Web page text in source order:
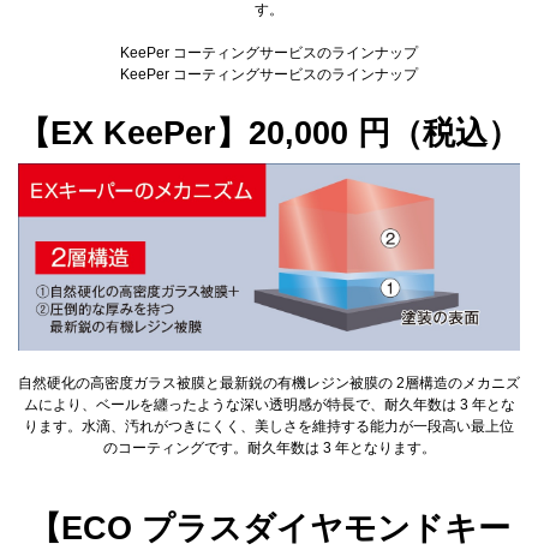
す。
KeePer コーティングサービスのラインナップ
KeePer コーティングサービスのラインナップ
【EX KeePer】20,000 円（税込）
自然硬化の高密度ガラス被膜と最新鋭の有機レジン被膜の 2層構造のメカニズ
ムにより、ベールを纏ったような深い透明感が特長で、耐久年数は 3 年とな
ります。水滴、汚れがつきにくく、美しさを維持する能力が一段高い最上位
のコーティングです。耐久年数は 3 年となります。
【ECO プラスダイヤモンドキー